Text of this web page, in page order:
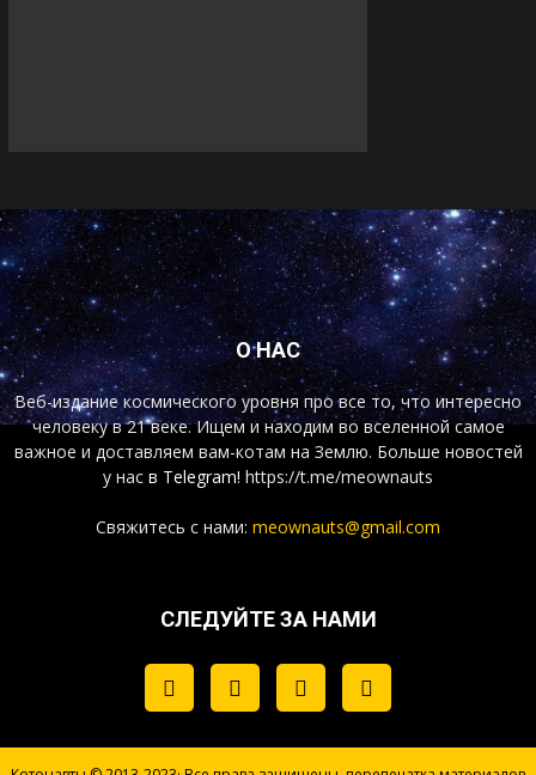
О НАС
Веб-издание космического уровня про все то, что интересно
человеку в 21 веке. Ищем и находим во вселенной самое
важное и доставляем вам-котам на Землю. Больше новостей
у нас в Telegram! https://t.me/meownauts
Свяжитесь с нами: meownauts@gmail.com
СЛЕДУЙТЕ ЗА НАМИ